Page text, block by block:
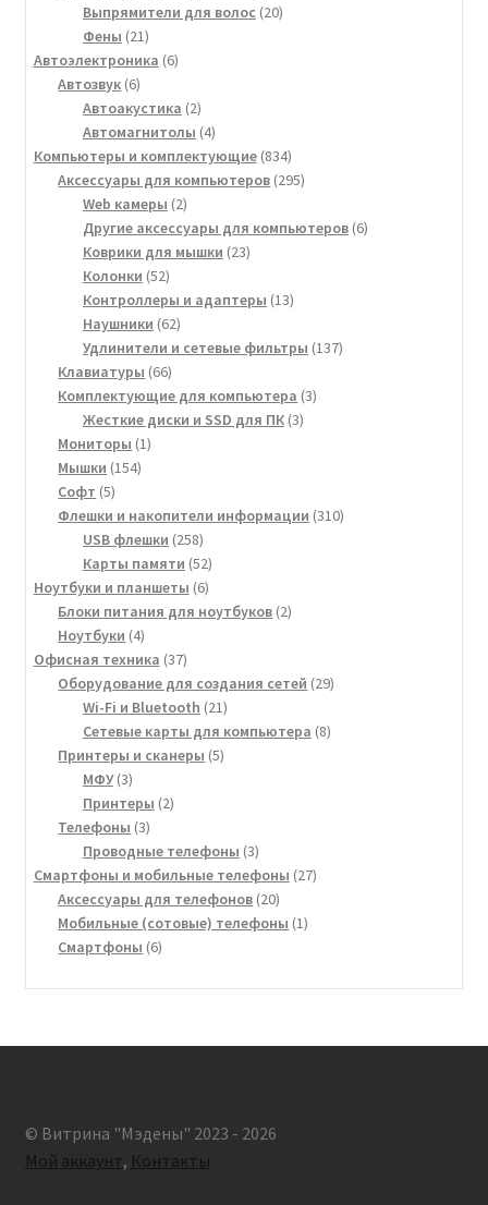
товар
Выпрямители для волос 2020
Фены 2121
товар
Автоэлектроника 66
Автозвук 66
товаров
Автоакустика 22
товара
Автомагнитолы 44
товара
Компьютеры и комплектующие 834834
товара
Аксессуары для компьютеров 295295
Web камеры 22
товара
Другие аксессуары для компьютеров 66
Коврики для мышки 2323
Колонки 5252
товара
Контроллеры и адаптеры 1313
Наушники 6262
товара
Удлинители и сетевые фильтры 137137
Клавиатуры 6666
товаров
Комплектующие для компьютера 33
Жесткие диски и SSD для ПК 33
Мониторы 11
Мышки 154154
Софт 55
товаров
Флешки и накопители информации 310310
USB флешки 258258
товаров
Карты памяти 5252
товара
Ноутбуки и планшеты 66
товаров
Блоки питания для ноутбуков 22
Ноутбуки 44
товара
Офисная техника 3737
товаров
Оборудование для создания сетей 2929
Wi-Fi и Bluetooth 2121
товар
Сетевые карты для компьютера 88
Принтеры и сканеры 55
МФУ 33
товара
Принтеры 22
Телефоны 33
товара
Проводные телефоны 33
товара
Смартфоны и мобильные телефоны 2727
Аксессуары для телефонов 2020
товаров
Мобильные (сотовые) телефоны 11
Смартфоны 66
© Витрина "Мэдены" 2023 - 2026
Мой аккаунт, Контакты